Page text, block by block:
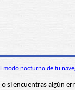
modo nocturno de tu
si encuentras algún